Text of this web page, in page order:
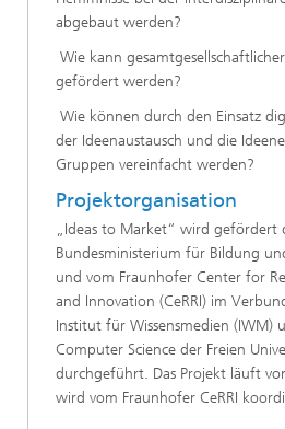
abgebaut werden?
Wie kann
gefördert werden?
Wie können durch den Einsatz
der Ideenaustausch und die
Gruppen vereinfacht werden?
Projektorganisation
„Ideas to Market“ wird gefördert
Bundesministerium für Bildung
und vom Fraunhofer Center for
and Innovation (CeRRI) im
Institut für Wissensmedien (IWM)
Computer Science der Freien
durchgeführt. Das Projekt läuft
wird vom Fraunhofer CeRRI